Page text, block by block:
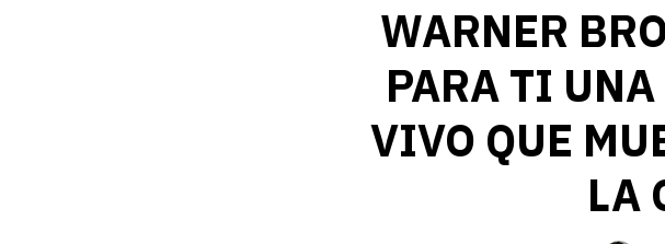
WARNER
PARA TI
VIVO QUE
LA